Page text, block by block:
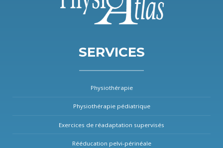
SERVICES
Physiothérapie
Physiothérapie pédiatrique
Exercices de réadaptation supervisés
Rééducation pelvi-périnéale